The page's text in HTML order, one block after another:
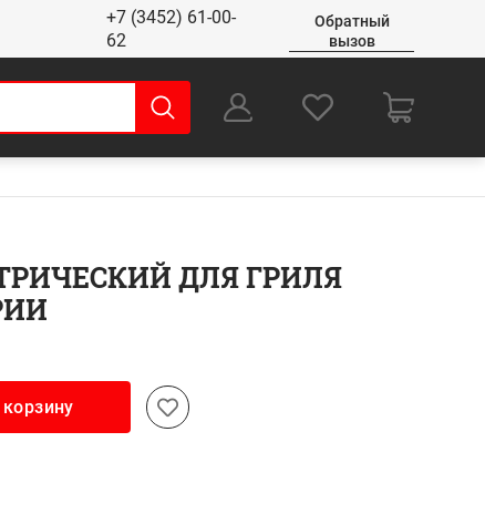
+7 (3452) 61-00-
62
Обратный
вызов
Оформление заказа
ДЛЯ ГРИЛЯ